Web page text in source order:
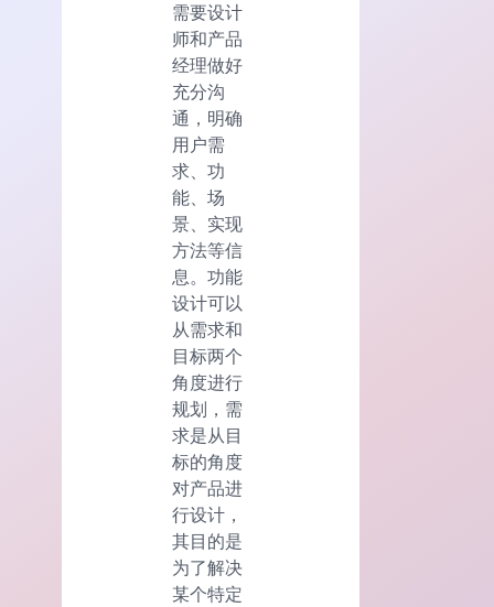
需要设计
师和产品
经理做好
充分沟
通，明确
用户需
求、功
能、场
景、实现
方法等信
息。功能
设计可以
从需求和
目标两个
角度进行
规划，需
求是从目
标的角度
对产品进
行设计，
其目的是
为了解决
某个特定